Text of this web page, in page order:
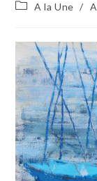
PostA la Une /